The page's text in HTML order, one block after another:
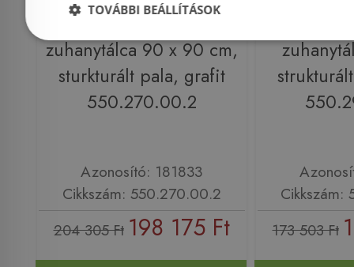
Geberit Sestra szögletes
zuhanytálca 90 x 90 cm,
sturkturált pala, grafit
550.270.00.2
Azonosító: 181833
Cikkszám: 550.270.00.2
204 305 Ft 198 175 Ft 173 503 Ft
TOVÁBBI BEÁLLÍTÁSOK